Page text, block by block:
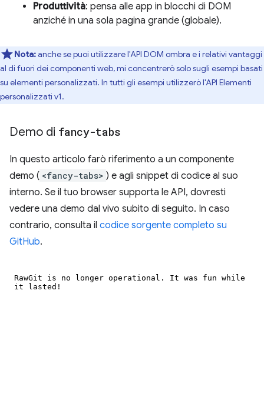
Produttività: pensa alle app in blocchi di DOM
anziché in una sola pagina grande (globale).
Nota:anche se puoi utilizzare l'API DOM ombra e i relativi vantaggi
al di fuori dei componenti web, mi concentrerò solo sugli esempi basati
su elementi personalizzati. In tutti gli esempi utilizzerò l'API Elementi
personalizzati v1.
Demo di fancy-tabs
In questo articolo farò riferimento a un componente
demo ( <fancy-tabs> ) e agli snippet di codice al suo
interno. Se il tuo browser supporta le API, dovresti
vedere una demo dal vivo subito di seguito. In caso
contrario, consulta il codice sorgente completo su
GitHub.